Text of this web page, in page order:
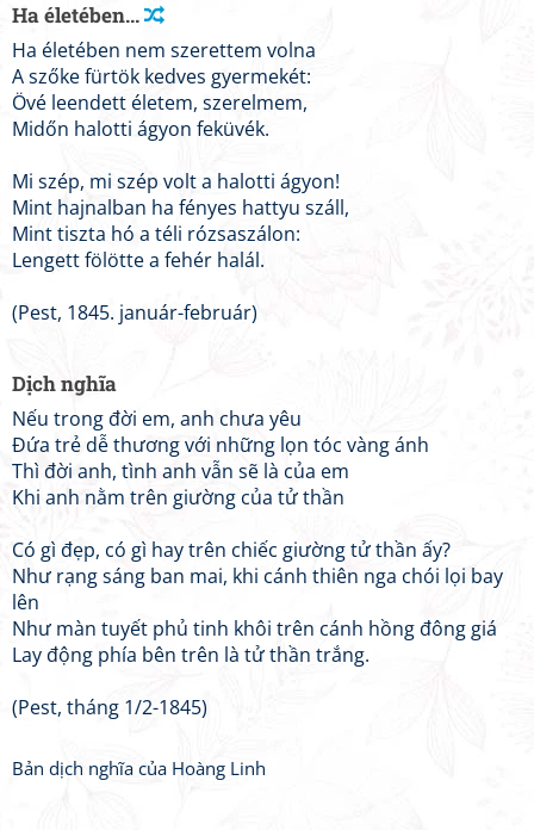
Ha életében...
Ha életében nem szerettem volna
A szőke fürtök kedves gyermekét:
Övé leendett életem, szerelmem,
Midőn halotti ágyon feküvék.
Mi szép, mi szép volt a halotti ágyon!
Mint hajnalban ha fényes hattyu száll,
Mint tiszta hó a téli rózsaszálon:
Lengett fölötte a fehér halál.
(Pest, 1845. január-február)
Dịch nghĩa
Nếu trong đời em, anh chưa yêu
Đứa trẻ dễ thương với những lọn tóc vàng ánh
Thì đời anh, tình anh vẫn sẽ là của em
Khi anh nằm trên giường của tử thần
Có gì đẹp, có gì hay trên chiếc giường tử thần ấy?
Như rạng sáng ban mai, khi cánh thiên nga chói lọi bay
lên
Như màn tuyết phủ tinh khôi trên cánh hồng đông giá
Lay động phía bên trên là tử thần trắng.
(Pest, tháng 1/2-1845)
Bản dịch nghĩa của Hoàng Linh